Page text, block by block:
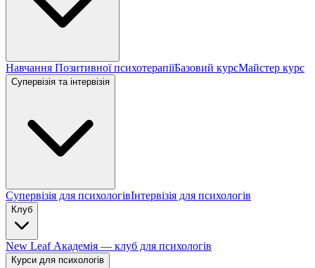
Навчання Позитивної психотерапіїБазовий курсМайстер курс
Супервізія та інтервізія
Супервізія для психологівІнтервізія для психологів
Клуб
New Leaf Академія — клуб для психологів
Курси для психологів